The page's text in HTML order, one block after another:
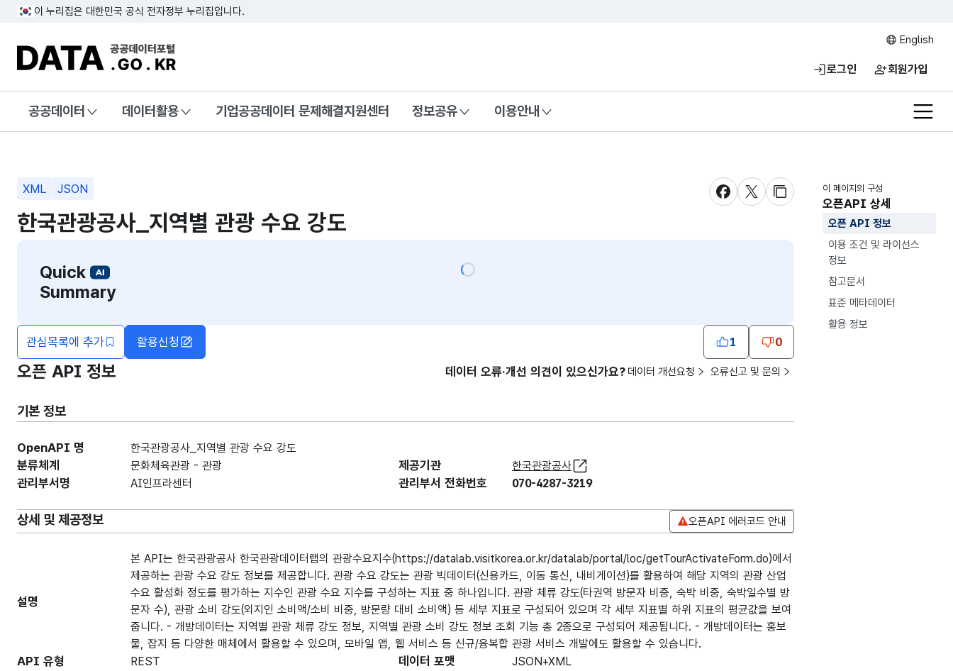
이 누리집은 대한민국 공식 전자정부 누리집입니다.
DATA.GO.KR 공공데이터포털
English
로그인 회원가입
전체
공공데이터 데이터활용 기업공공데이터 문제해결지원센터 정보공유 이용안내
XML JSON
새창 열림새창 열림새창 열림
한국관광공사_지역별 관광 수요 강도
Quick
Summary
관심목록에 추가 활용신청 1 0
이 페이지의 구성
오픈API 상세
오픈 API 정보
이용 조건 및 라이선스
정보
참고문서
표준 메타데이터
활용 정보
오픈 API 정보 데이터 오류·개선 의견이 있으신가요? 데이터 개선요청 오류신고 및 문의
기본 정보
OpenAPI 명 한국관광공사_지역별 관광 수요 강도
분류체계 문화체육관광 - 관광 제공기관 한국관광공사
관리부서명 AI인프라센터 관리부서 전화번호 070-4287-3219
상세 및 제공정보 오픈API 에러코드 안내
설명
본 API는 한국관광공사 한국관광데이터랩의 관광수요지수(https://datalab.visitkorea.or.kr/datalab/portal/loc/getTourActivateForm.do)에서
제공하는 관광 수요 강도 정보를 제공합니다. 관광 수요 강도는 관광 빅데이터(신용카드, 이동 통신, 내비게이션)를 활용하여 해당 지역의 관광 산업
수요 활성화 정도를 평가하는 지수인 관광 수요 지수를 구성하는 지표 중 하나입니다. 관광 체류 강도(타권역 방문자 비중, 숙박 비중, 숙박일수별 방
문자 수), 관광 소비 강도(외지인 소비액/소비 비중, 방문량 대비 소비액) 등 세부 지표로 구성되어 있으며 각 세부 지표별 하위 지표의 평균값을 보여
줍니다. - 개방데이터는 지역별 관광 체류 강도 정보, 지역별 관광 소비 강도 정보 조회 기능 총 2종으로 구성되어 제공됩니다. - 개방데이터는 홍보
물, 잡지 등 다양한 매체에서 활용할 수 있으며, 모바일 앱, 웹 서비스 등 신규/융복합 관광 서비스 개발에도 활용할 수 있습니다.
API 유형 REST 데이터 포맷 JSON+XML